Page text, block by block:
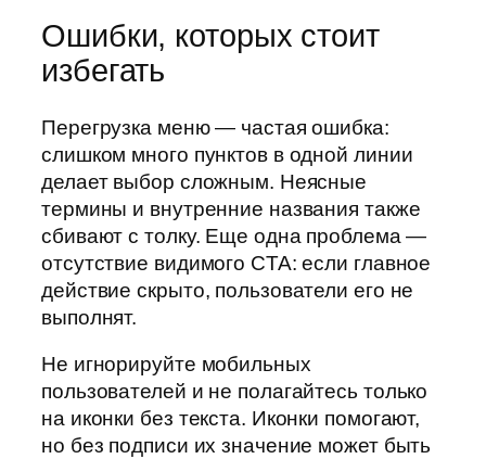
Ошибки, которых стоит
избегать
Перегрузка меню — частая ошибка:
слишком много пунктов в одной линии
делает выбор сложным. Неясные
термины и внутренние названия также
сбивают с толку. Еще одна проблема —
отсутствие видимого CTA: если главное
действие скрыто, пользователи его не
выполнят.
Не игнорируйте мобильных
пользователей и не полагайтесь только
на иконки без текста. Иконки помогают,
но без подписи их значение может быть